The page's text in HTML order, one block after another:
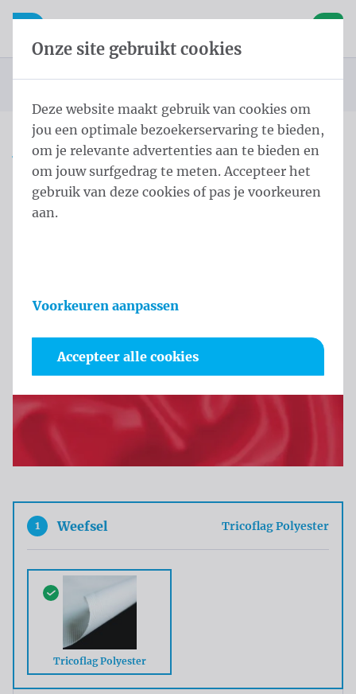
Inhoud overslaan
Taalkeuze overslaan
Open mobiele navigatie
Startpagina
Producten
Vlaggen
Officiële vlaggen
Landenvlaggen
Landenvlaggen Oceanië Vlag Tonga 150x200 cm
Vlag Tonga 150x200 cm
Productinformatie
1 Weefsel Tricoflag Polyester
Tricoflag Polyester
Onze site gebruikt cookies
Deze website maakt gebruik van cookies om
jou een optimale bezoekerservaring te bieden,
om je relevante advertenties aan te bieden en
om jouw surfgedrag te meten. Accepteer het
gebruik van deze cookies of pas je voorkeuren
aan.
Voorkeuren aanpassen
Accepteer alle cookies